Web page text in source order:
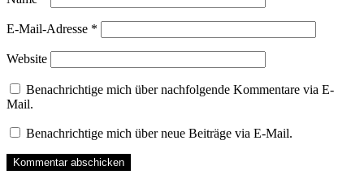
E-Mail-Adresse *
Website
Benachrichtige mich über nachfolgende Kommentare via E-
Mail.
Benachrichtige mich über neue Beiträge via E-Mail.